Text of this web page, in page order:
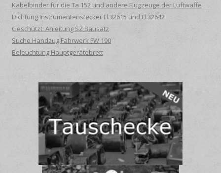
Kabelbinder für die Ta 152 und andere Flugzeuge der Luftwaffe
Dichtung Instrumentenstecker Fl.32615 und Fl.32642
Geschützt: Anleitung SZ Bausatz
Suche Handzug Fahrwerk FW 190
Beleuchtung Hauptgerätebrett